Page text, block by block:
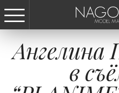
СТАТЬ
Ангелина
в